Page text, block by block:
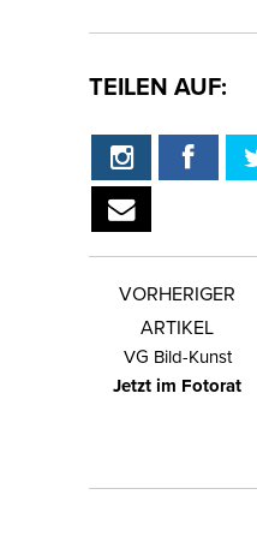
TEILEN AUF:
VORHERIGER
ARTIKEL
VG Bild-Kunst
Jetzt im Fotorat